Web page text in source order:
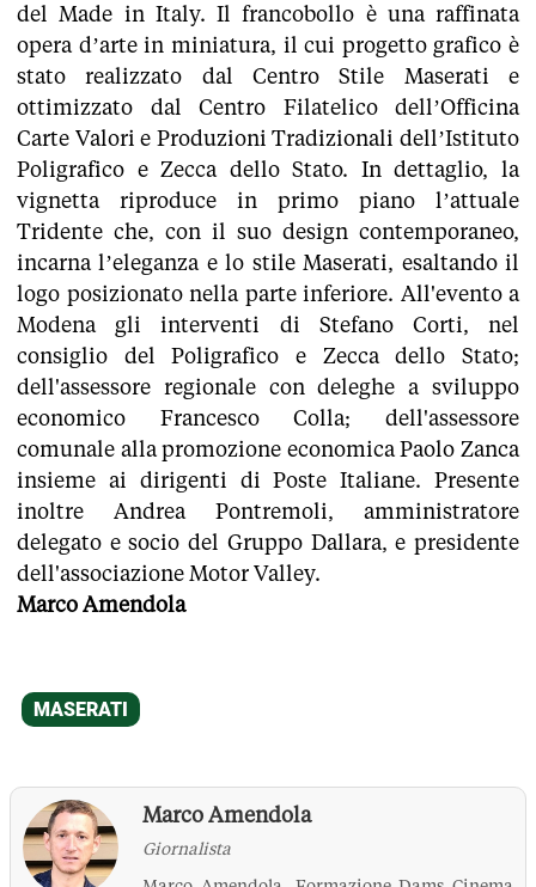
del Made in Italy. Il francobollo è una raffinata
opera d’arte in miniatura, il cui progetto grafico è
stato realizzato dal Centro Stile Maserati e
ottimizzato dal Centro Filatelico dell’Officina
Carte Valori e Produzioni Tradizionali dell’Istituto
Poligrafico e Zecca dello Stato. In dettaglio, la
vignetta riproduce in primo piano l’attuale
Tridente che, con il suo design contemporaneo,
incarna l’eleganza e lo stile Maserati, esaltando il
logo posizionato nella parte inferiore. All'evento a
Modena gli interventi di Stefano Corti, nel
consiglio del Poligrafico e Zecca dello Stato;
dell'assessore regionale con deleghe a sviluppo
economico Francesco Colla; dell'assessore
comunale alla promozione economica Paolo Zanca
insieme ai dirigenti di Poste Italiane. Presente
inoltre Andrea Pontremoli, amministratore
delegato e socio del Gruppo Dallara, e presidente
dell'associazione Motor Valley.
Marco Amendola
Marco Amendola
Giornalista